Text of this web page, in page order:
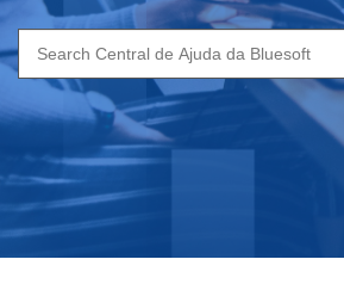
Search
for: